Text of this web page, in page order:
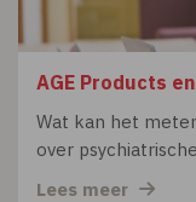
AGE Products
Wat kan het
over
Lees meer